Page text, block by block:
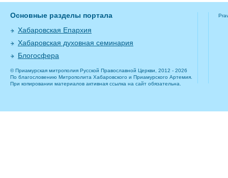
Основные разделы портала
Хабаровская Епархия
Хабаровская духовная семинария
Блогосфера
© Приамурская митрополия Русской Православной Церкви, 2012 - 2026
По благословению Митрополита Хабаровского и Приамурского Артемия.
При копировании материалов активная ссылка на сайт обязательна.